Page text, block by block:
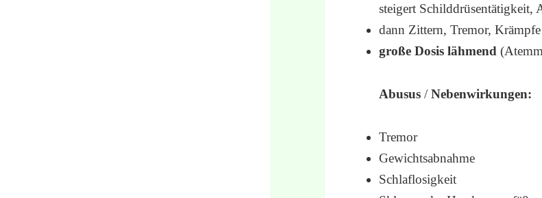
steigert Schilddrüsentätigkeit,
dann Zittern, Tremor, Krämpfe
große Dosis lähmend
Abusus /Nebenwirkungen:
Tremor
Gewichtsabnahme
Schlaflosigkeit